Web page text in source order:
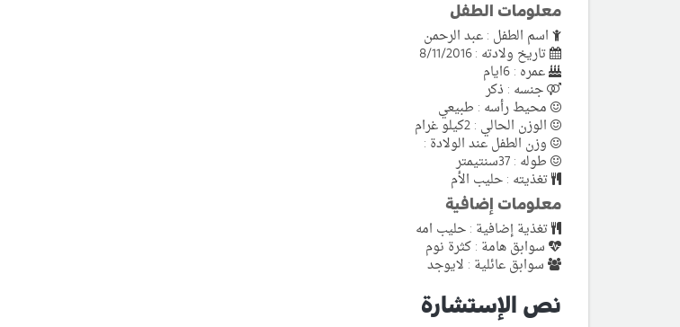
معلومات الطفل
اسم الطفل : عبد الرحمن
تاريخ ولادته : 8/11/2016
عمره : 6ايام
جنسه : ذكر
محيط رأسه : طبيعي
الوزن الحالي : 2كيلو غرام
وزن الطفل عند الولادة :
طوله : 37سنتيمتر
تغذيته : حليب الأم
معلومات إضافية
تغذية إضافية : حليب امه
سوابق هامة : كثرة نوم
سوابق عائلية : لايوجد
نص الإستشارة